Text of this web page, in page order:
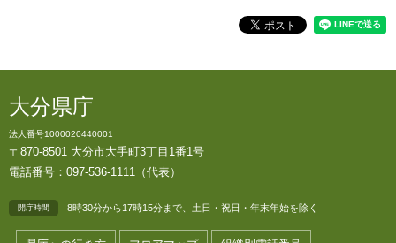
大分県庁
法人番号1000020440001
〒870-8501 大分市大手町3丁目1番1号
電話番号：097-536-1111（代表）
開庁時間 8時30分から17時15分まで、土日・祝日・年末年始を除く